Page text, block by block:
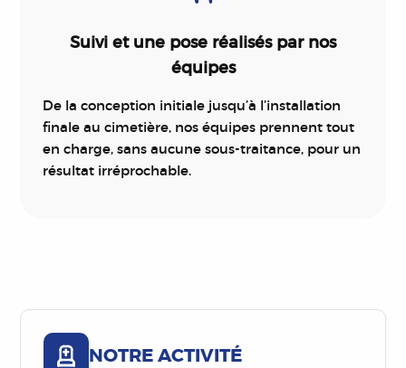
Suivi et une pose réalisés par nos
équipes
De la conception initiale jusqu’à l’installation
finale au cimetière, nos équipes prennent tout
en charge, sans aucune sous-traitance, pour un
résultat irréprochable.
NOTRE ACTIVITÉ